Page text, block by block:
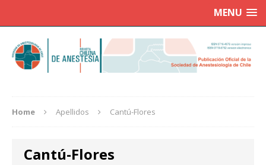
MENU
Home Apellidos Cantú-Flores
Cantú-Flores